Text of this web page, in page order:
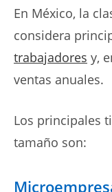
En México, la
considera
trabajadores y,
ventas anuales.
Los principales
tamaño son: